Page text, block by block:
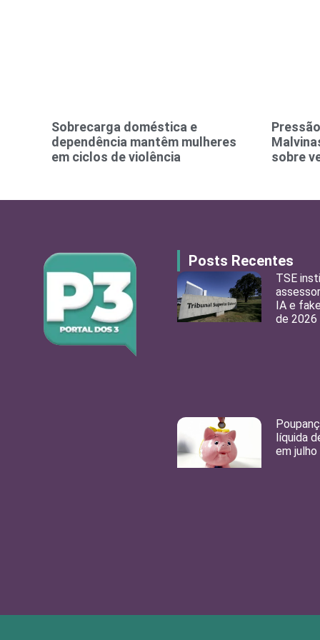
Sobrecarga doméstica e
dependência mantêm mulheres
em ciclos de violência
sobre
Posts Recentes
TSE
IA e
de 2026
líquida
em julho